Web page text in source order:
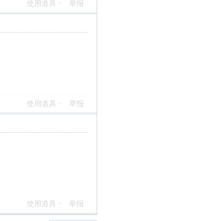
使用道具 举报
使用道具 举报
使用道具 举报